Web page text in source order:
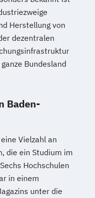
Herstellung von
dezentralen
Bundesland
Baden-
Vielzahl an
die ein Studium im
Hochschulen
in einem
unter die